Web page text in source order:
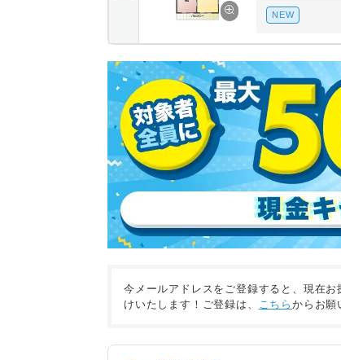
NEW
今メールアドレスをご登録すると、現在
けいたします！ご登録は、 こちらからお願